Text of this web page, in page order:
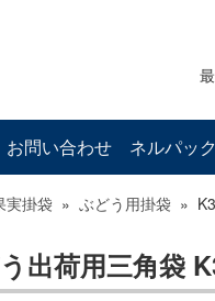
お問い合わせ ネルパッ
実掛袋 » ぶどう用掛袋 »
出荷用三角袋